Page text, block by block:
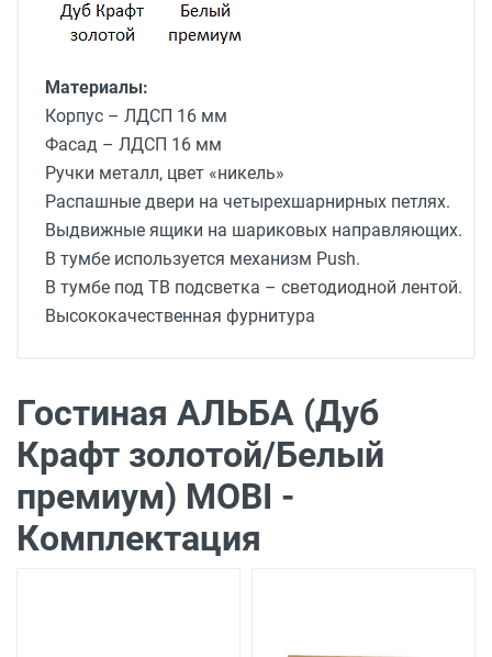
Материалы:
Корпус – ЛДСП 16 мм
Фасад – ЛДСП 16 мм
Ручки металл, цвет «никель»
Распашные двери на четырехшарнирных петлях.
Выдвижные ящики на шариковых направляющих.
В тумбе используется механизм Push.
В тумбе под ТВ подсветка – светодиодной лентой.
Высококачественная фурнитура
подъездаподробней
Доставка г. Калуга 800 рублей - до
подъезда
Доставка г. Калуга 1000 рублей (Шопино,
Мстихино, Воскресенское) - до подъезда
Доставка по Калуге на сумму более 60 000
Гостиная АЛЬБА (Дуб
Крафт золотой/Белый
премиум) MOBI -
Комплектация